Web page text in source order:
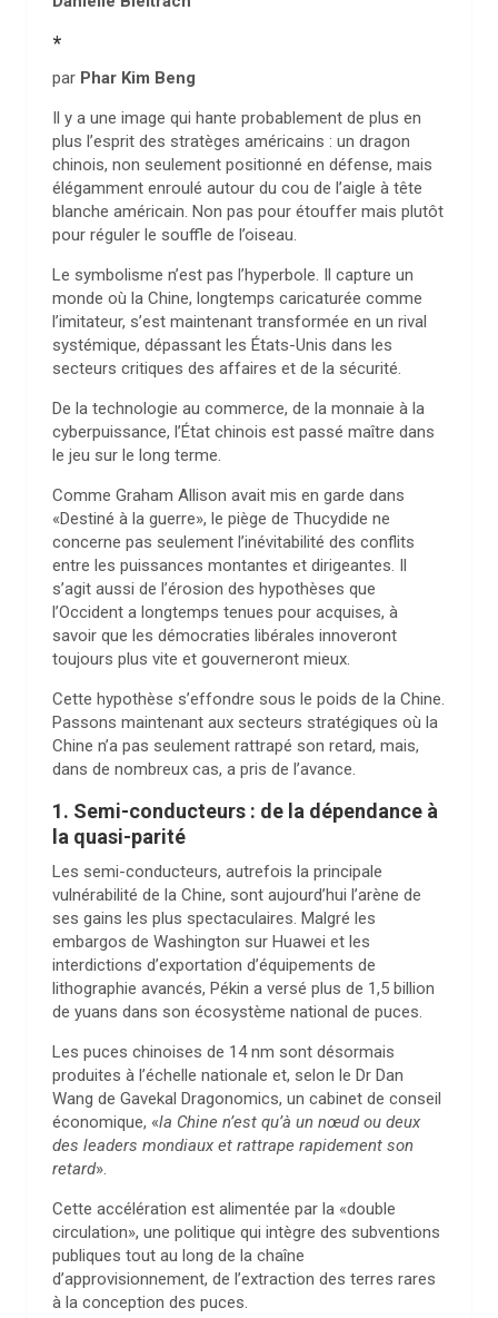
*
par Phar Kim Beng
Il y a une image qui hante probablement de plus en
plus l’esprit des stratèges américains : un dragon
chinois, non seulement positionné en défense, mais
élégamment enroulé autour du cou de l’aigle à tête
blanche américain. Non pas pour étouffer mais plutôt
pour réguler le souffle de l’oiseau.
Le symbolisme n’est pas l’hyperbole. Il capture un
monde où la Chine, longtemps caricaturée comme
l’imitateur, s’est maintenant transformée en un rival
systémique, dépassant les États-Unis dans les
secteurs critiques des affaires et de la sécurité.
De la technologie au commerce, de la monnaie à la
cyberpuissance, l’État chinois est passé maître dans
le jeu sur le long terme.
Comme Graham Allison avait mis en garde dans
«Destiné à la guerre», le piège de Thucydide ne
concerne pas seulement l’inévitabilité des conflits
entre les puissances montantes et dirigeantes. Il
s’agit aussi de l’érosion des hypothèses que
l’Occident a longtemps tenues pour acquises, à
savoir que les démocraties libérales innoveront
toujours plus vite et gouverneront mieux.
Cette hypothèse s’effondre sous le poids de la Chine.
Passons maintenant aux secteurs stratégiques où la
Chine n’a pas seulement rattrapé son retard, mais,
dans de nombreux cas, a pris de l’avance.
1. Semi-conducteurs : de la dépendance à
la quasi-parité
Les semi-conducteurs, autrefois la principale
vulnérabilité de la Chine, sont aujourd’hui l’arène de
ses gains les plus spectaculaires. Malgré les
embargos de Washington sur Huawei et les
interdictions d’exportation d’équipements de
lithographie avancés, Pékin a versé plus de 1,5 billion
de yuans dans son écosystème national de puces.
Les puces chinoises de 14 nm sont désormais
produites à l’échelle nationale et, selon le Dr Dan
Wang de Gavekal Dragonomics, un cabinet de conseil
économique, «la Chine n’est qu’à un nœud ou deux
des leaders mondiaux et rattrape rapidement son
retard».
Cette accélération est alimentée par la «double
circulation», une politique qui intègre des subventions
publiques tout au long de la chaîne
d’approvisionnement, de l’extraction des terres rares
à la conception des puces.